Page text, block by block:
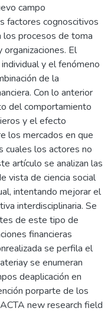
campo
factores cognoscitivos
los procesos de toma
El
y el fenómeno
de la
Con lo anterior
del comportamiento
y el efecto
los mercados en que
cuales los actores no
artículo se analizan las
vista de ciencia social
intentando mejorar el
interdisciplinaria. Se
de este tipo de
financieras
se perfila el
se enumeran
deaplicación en
porparte de los
new research field